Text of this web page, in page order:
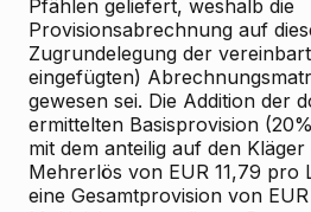
Pfählen geliefert, weshalb die
Provisionsabrechnung auf
Zugrundelegung der
eingefügten)
gewesen sei. Die Addition der
ermittelten Basisprovision
mit dem anteilig auf den
Mehrerlös von EUR 11,79 pro
eine Gesamtprovision von